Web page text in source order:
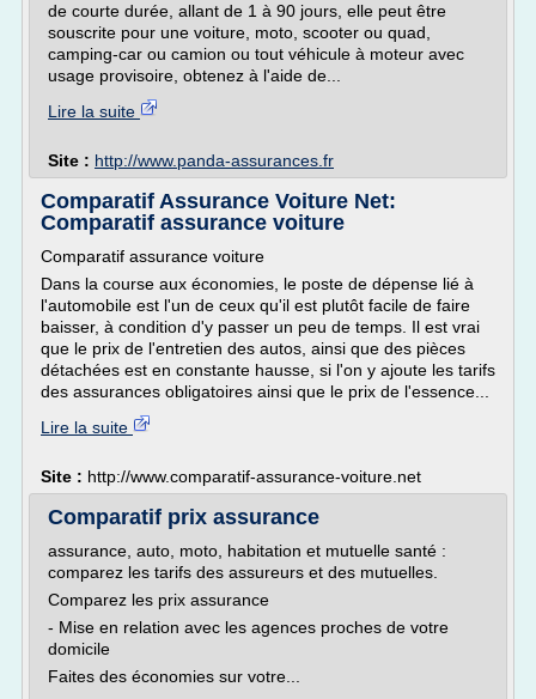
de courte durée, allant de 1 à 90 jours, elle peut être
souscrite pour une voiture, moto, scooter ou quad,
camping-car ou camion ou tout véhicule à moteur avec
usage provisoire, obtenez à l'aide de...
Lire la suite
Site : http://www.panda-assurances.fr
Comparatif Assurance Voiture Net:
Comparatif assurance voiture
Comparatif assurance voiture
Dans la course aux économies, le poste de dépense lié à
l'automobile est l'un de ceux qu'il est plutôt facile de faire
baisser, à condition d'y passer un peu de temps. Il est vrai
que le prix de l'entretien des autos, ainsi que des pièces
détachées est en constante hausse, si l'on y ajoute les tarifs
des assurances obligatoires ainsi que le prix de l'essence...
Lire la suite
Site : http://www.comparatif-assurance-voiture.net
Comparatif prix assurance
assurance, auto, moto, habitation et mutuelle santé :
comparez les tarifs des assureurs et des mutuelles.
Comparez les prix assurance
- Mise en relation avec les agences proches de votre
domicile
Faites des économies sur votre...